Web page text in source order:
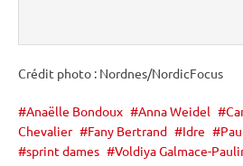
Crédit photo : Nordnes/NordicFocus
Anaëlle Bondoux Anna Weidel
Chevalier
Fany Bertrand Idre
sprint dames
Voldiya Galmace-